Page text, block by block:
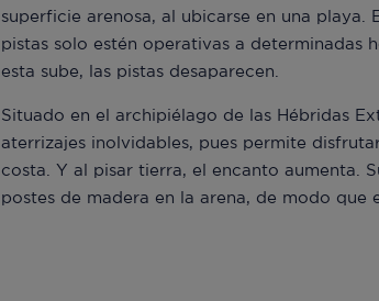
superficie arenosa, al ubicarse en una playa.
pistas solo estén operativas a determinadas
esta sube, las pistas desaparecen.
Situado en el archipiélago de las Hébridas
aterrizajes inolvidables, pues permite
costa. Y al pisar tierra, el encanto aumenta.
postes de madera en la arena, de modo que